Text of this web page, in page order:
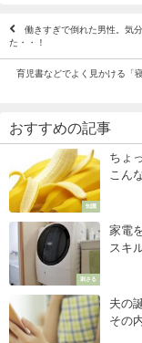
働きすぎで倒れた男性。気
た・・！
育児書などでよく見かける「
おすすめの記事
知識
ちょ
こん
刺さる
家電
スキ
夫の
その